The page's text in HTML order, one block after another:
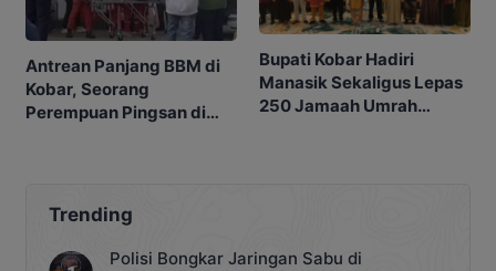
Antrean Panjang BBM di
Kobar, Seorang
Perempuan Pingsan di
Bupati Kobar Hadiri
Manasik Sekaligus Lepas
250 Jamaah Umrah
Trending
Polisi Bongkar Jaringan Sabu di